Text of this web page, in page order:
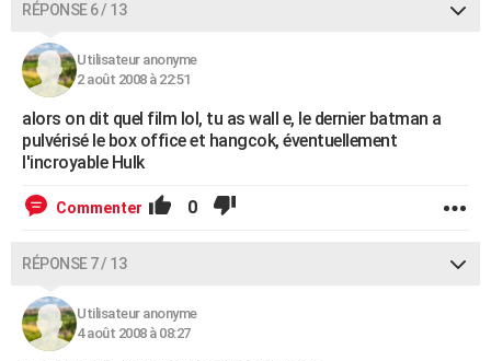
RÉPONSE 6 / 13
Utilisateur anonyme
2 août 2008 à 22:51
alors on dit quel film lol, tu as wall e, le dernier batman a
pulvérisé le box office et hangcok, éventuellement
l'incroyable Hulk
Commenter 0
RÉPONSE 7 / 13
Utilisateur anonyme
4 août 2008 à 08:27